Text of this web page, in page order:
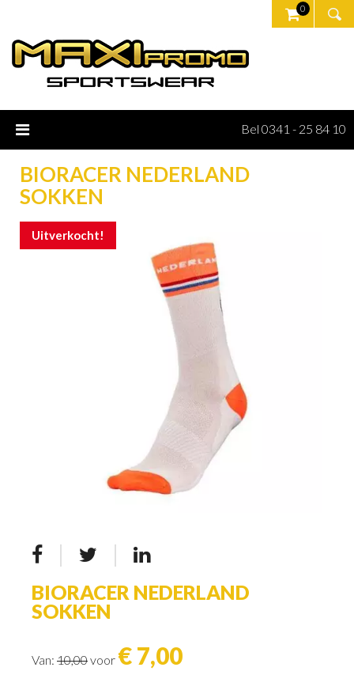
0
Bel 0341 - 25 84 10
BIORACER NEDERLAND
SOKKEN
Uitverkocht!
BIORACER NEDERLAND
SOKKEN
Van: 10,00voor € 7,00